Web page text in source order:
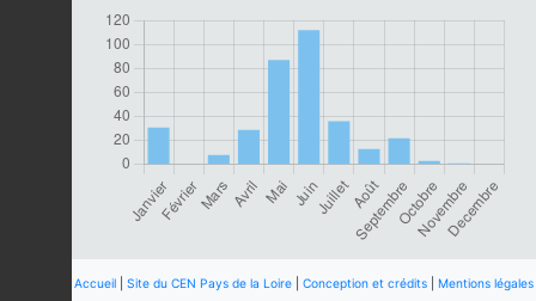
Accueil Site du CEN Pays de la Loire Conception et crédits
Mentions légales